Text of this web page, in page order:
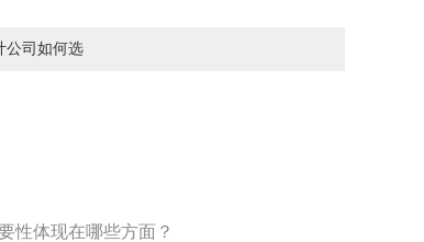
公司如何选
现在哪些方面？